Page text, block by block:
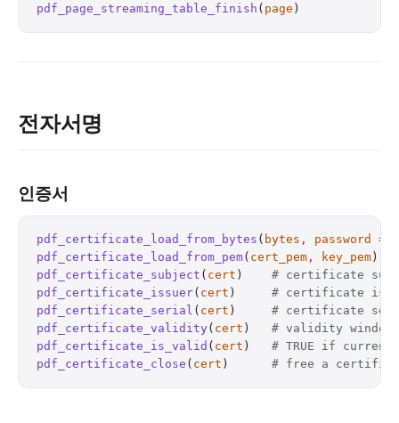
pdf_page_streaming_table_finish ( page
전자서명
인증서
pdf_certificate_load_from_bytes ( bytes , password =
pdf_certificate_load_from_pem( cert_pem , key_pem
pdf_certificate_subject ( cert ) # certificate
pdf_certificate_issuer( cert ) # certificate
pdf_certificate_serial ( cert ) # certificate
pdf_certificate_validity ( cert ) # validity window
pdf_certificate_is_valid ( cert ) # TRUE if
pdf_certificate_close ( cert ) # free a